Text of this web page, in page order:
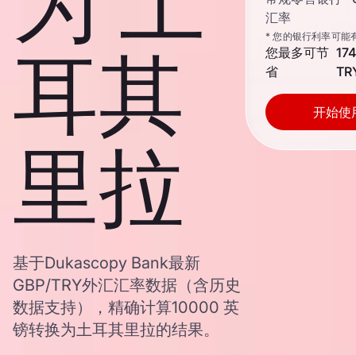
耳其
里拉
基于Dukascopy Bank最新
GBP/TRY外汇汇率数据（含历史
数据支持），精确计算10000 英
镑转换为土耳其里拉的结果。
汇率
* 您的银行利率可能
您最多可节
省
开始使